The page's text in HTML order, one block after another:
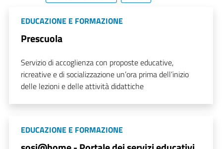
EDUCAZIONE E FORMAZIONE
Prescuola
Servizio di accoglienza con proposte educative,
ricreative e di socializzazione un’ora prima dell’inizio
delle lezioni e delle attività didattiche
EDUCAZIONE E FORMAZIONE